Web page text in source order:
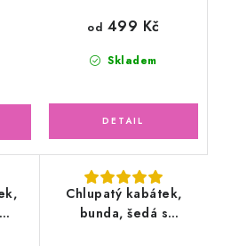
Skladem
od 499 Kč
Chlupatý kabátek,
bunda, šedá s